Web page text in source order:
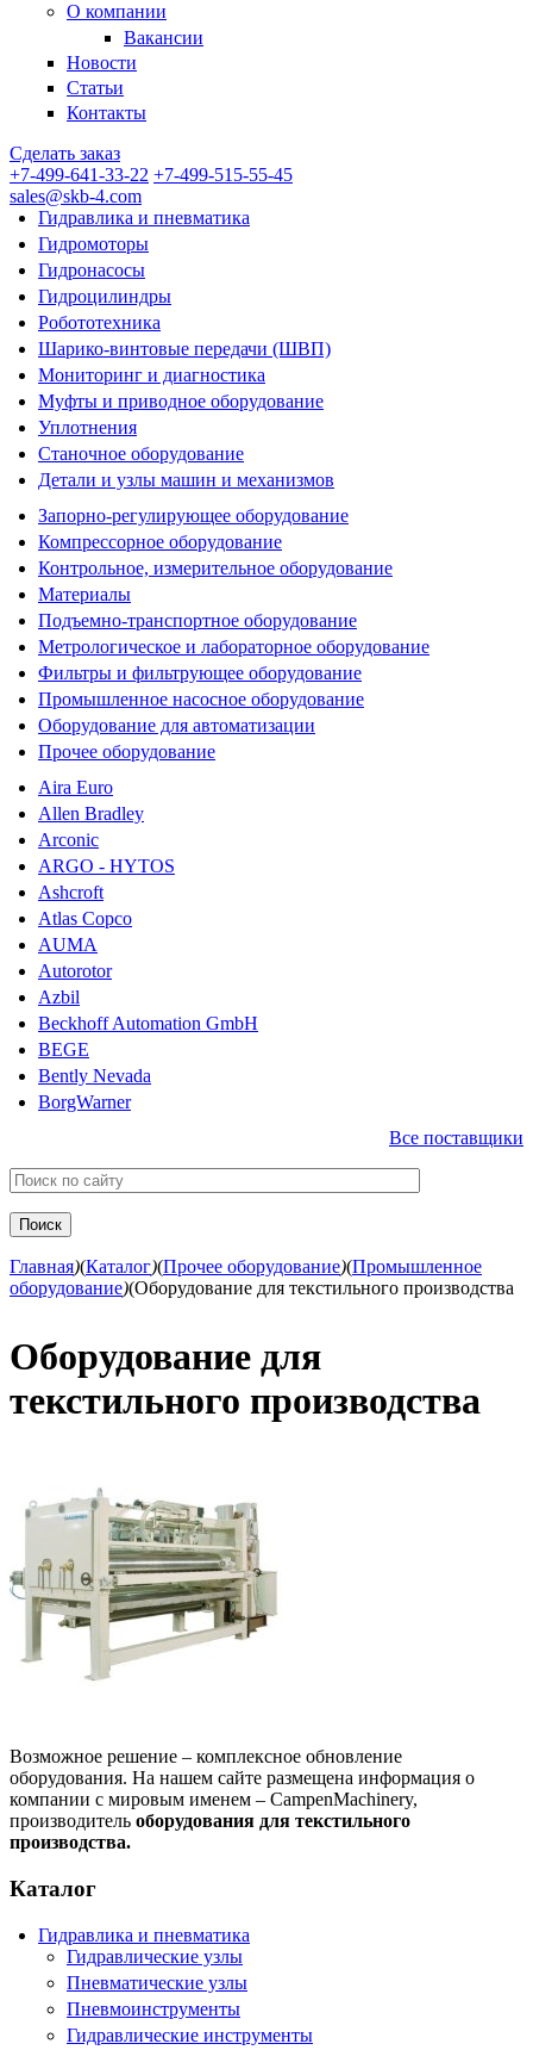
О компании
Вакансии
Новости
Статьи
Контакты
Сделать заказ
+7-499-641-33-22 +7-499-515-55-45
sales@skb-4.com
Гидравлика и пневматика
Гидромоторы
Гидронасосы
Гидроцилиндры
Робототехника
Шарико-винтовые передачи (ШВП)
Мониторинг и диагностика
Муфты и приводное оборудование
Уплотнения
Станочное оборудование
Детали и узлы машин и механизмов
Запорно-регулирующее оборудование
Компрессорное оборудование
Контрольное, измерительное оборудование
Материалы
Подъемно-транспортное оборудование
Метрологическое и лабораторное оборудование
Фильтры и фильтрующее оборудование
Промышленное насосное оборудование
Оборудование для автоматизации
Прочее оборудование
Aira Euro
Allen Bradley
Arconic
ARGO - HYTOS
Ashcroft
Atlas Copco
AUMA
Autorotor
Azbil
Beckhoff Automation GmbH
BEGE
Bently Nevada
BorgWarner
Все поставщики
Главная)(Каталог)(Прочее оборудование)(Промышленное
оборудование)(Оборудование для текстильного производства
Оборудование для
текстильного производства
Возможное решение – комплексное обновление
оборудования. На нашем сайте размещена информация о
компании с мировым именем – CampenMachinery,
производитель оборудования для текстильного
производства.
Каталог
Гидравлика и пневматика
Гидравлические узлы
Пневматические узлы
Пневмоинструменты
Гидравлические инструменты